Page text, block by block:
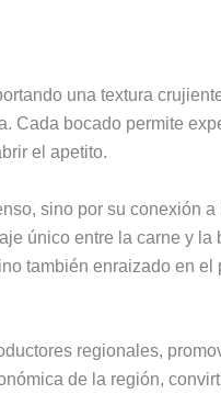
una textura
Cada bocado permite
el apetito.
sino por su conexión
único entre la carne y la
también enraizado en
regionales,
de la región,